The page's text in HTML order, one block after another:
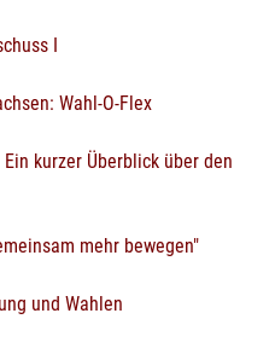
I
Wahl-O-Flex
kurzer Überblick über den
mehr bewegen"
und Wahlen